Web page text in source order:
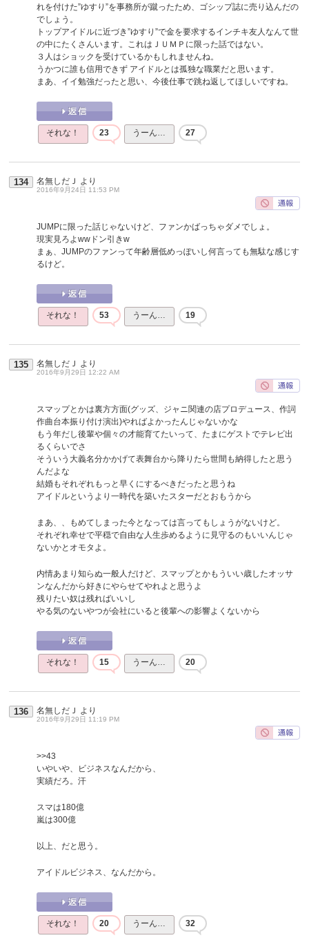
れを付けた”ゆすり”を事務所が蹴ったため、ゴシップ誌に売り込んだの
でしょう。
トップアイドルに近づき”ゆすり”で金を要求するインチキ友人なんて世
の中にたくさんいます。これはＪＵＭＰに限った話ではない。
３人はショックを受けているかもしれませんね。
うかつに誰も信用できず アイドルとは孤独な職業だと思います。
まあ、イイ勉強だったと思い、今後仕事で跳ね返してほしいですね。
それな！ 23 うーん… 27
134 名無しだＪ より
2016年9月24日 11:53 PM
JUMPに限った話じゃないけど、ファンかばっちゃダメでしょ。
現実見ろよwwドン引きw
まぁ、JUMPのファンって年齢層低めっぽいし何言っても無駄な感じす
るけど。
それな！ 53 うーん… 19
135 名無しだＪ より
2016年9月29日 12:22 AM
スマップとかは裏方方面(グッズ、ジャニ関連の店プロデュース、作詞
作曲台本振り付け演出)やればよかったんじゃないかな
もう年だし後輩や個々の才能育てたいって、たまにゲストでテレビ出
るくらいでさ
そういう大義名分かかげて表舞台から降りたら世間も納得したと思う
んだよな
結婚もそれぞれもっと早くにするべきだったと思うね
アイドルというより一時代を築いたスターだとおもうから
まあ、、もめてしまった今となっては言ってもしょうがないけど。
それぞれ幸せで平穏で自由な人生歩めるように見守るのもいいんじゃ
ないかとオモタよ。
内情あまり知らぬ一般人だけど、スマップとかもういい歳したオッサ
ンなんだから好きにやらせてやれよと思うよ
残りたい奴は残ればいいし
やる気のないやつが会社にいると後輩への影響よくないから
それな！ 15 うーん… 20
136 名無しだＪ より
2016年9月29日 11:19 PM
>>43
いやいや、ビジネスなんだから、
実績だろ。汗
スマは180億
嵐は300億
以上、だと思う。
アイドルビジネス、なんだから。
それな！ 20 うーん… 32